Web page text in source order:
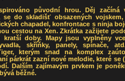
původní hrou. Děj začíná
se do skladišť obsazených
chapadel, konfrontace s ninja
cestou na Xen. Zkrátka zažijete
kratší doby. Mapy jsou vyplněny
skříňky, panely, spínače,
kterým snad na komplex
párkrát zazní nové melodie, které
Dalším zajímavým prvkem je
běžné.